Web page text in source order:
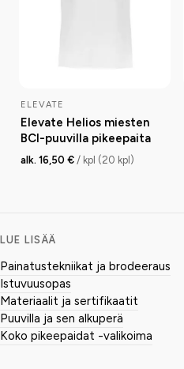
ELEVATE
Elevate Helios miesten
BCI-puuvilla pikeepaita
alk. 16,50 € / kpl (20 kpl)
LUE LISÄÄ
Painatustekniikat ja brodeeraus
Istuvuusopas
Materiaalit ja sertifikaatit
Puuvilla ja sen alkuperä
Koko pikeepaidat -valikoima